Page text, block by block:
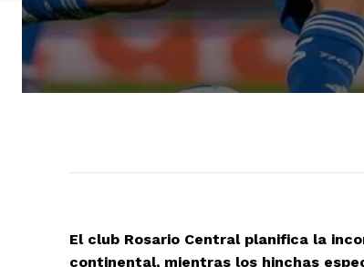
El club Rosario Central planifica la
continental, mientras los hinchas